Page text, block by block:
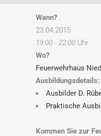
Wann?
23.04.2015
19:00 - 22:00 Uhr
Wo?
Feuerwehrhaus
Ausbildungsdetails:
Ausbilder D.
Praktische
Kommen Sie zur